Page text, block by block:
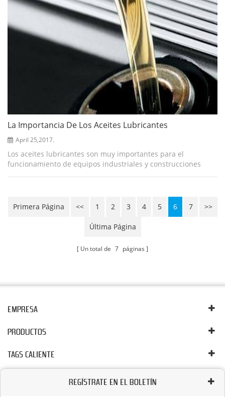
La Importancia De Los Aceites Lubricantes
April 25,2017.
Los aceites lubricantes son muy importantes para el
funcionamiento de equipos industriales y construcciones
Primera Página << 1 2 3 4 5 6 7 >>
Última Página
Un total de 7 páginas
EMPRESA
PRODUCTOS
TAGS CALIENTE
REGÍSTRATE EN EL BOLETÍN